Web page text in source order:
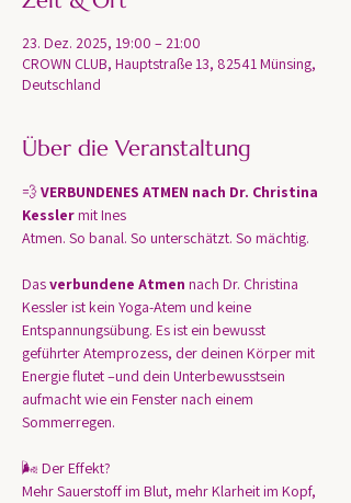
23. Dez. 2025, 19:00 – 21:00
CROWN CLUB, Hauptstraße 13, 82541 Münsing,
Deutschland
Über die Veranstaltung
💨 VERBUNDENES ATMEN nach Dr. Christina
Kessler mit Ines
Atmen. So banal. So unterschätzt. So mächtig.
Das verbundene Atmen nach Dr. Christina
Kessler ist kein Yoga-Atem und keine
Entspannungsübung. Es ist ein bewusst
geführter Atemprozess, der deinen Körper mit
Energie flutet –und dein Unterbewusstsein
aufmacht wie ein Fenster nach einem
Sommerregen.
🌬️ Der Effekt?
Mehr Sauerstoff im Blut, mehr Klarheit im Kopf,